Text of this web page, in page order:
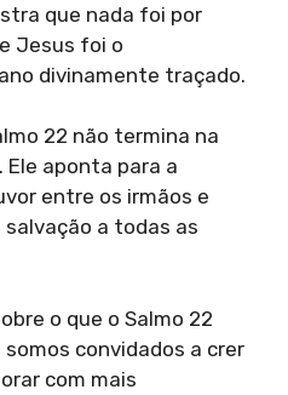
que nada foi por
Jesus foi o
divinamente traçado.
22 não termina na
Ele aponta para a
entre os irmãos e
a todas as
o que o Salmo 22
convidados a crer
com mais